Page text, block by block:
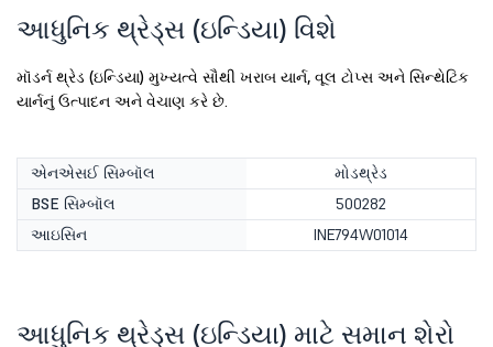
આધુનિક થ્રેડ્સ (ઇન્ડિયા) વિશે
મૉડર્ન થ્રેડ (ઇન્ડિયા) મુખ્યત્વે સૌથી ખરાબ યાર્ન, વૂલ ટોપ્સ અને સિન્થેટિક
યાર્નનું ઉત્પાદન અને વેચાણ કરે છે.
એનએસઈ સિમ્બૉલ
મોડથ્રેડ
BSE સિમ્બૉલ
500282
આઇસિન
INE794W01014
આધુનિક થ્રેડ્સ (ઇન્ડિયા) માટે સમાન શેરો